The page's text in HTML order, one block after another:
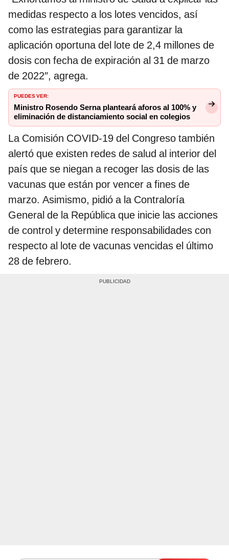
medidas respecto a los lotes vencidos, así
como las estrategias para garantizar la
aplicación oportuna del lote de 2,4 millones de
dosis con fecha de expiración al 31 de marzo
de 2022″, agrega.
PUEDES VER:
Ministro Rosendo Serna planteará aforos al 100% y
eliminación de distanciamiento social en colegios
La Comisión COVID-19 del Congreso también
alertó que existen redes de salud al interior del
país que se niegan a recoger las dosis de las
vacunas que están por vencer a fines de
marzo. Asimismo, pidió a la Contraloría
General de la República que inicie las acciones
de control y determine responsabilidades con
respecto al lote de vacunas vencidas el último
28 de febrero.